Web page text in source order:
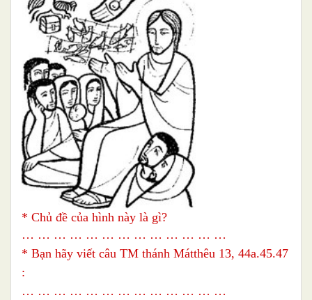
* Chủ đề của hình này là gì?
… … … … … … … … … … … … …
* Bạn hãy viết câu TM thánh Mátthêu 13, 44a.45.47
:
… … … … … … … … … … … … …